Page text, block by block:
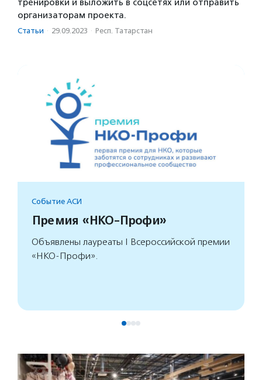
тренировки и выложить в соцсетях или отправить
организаторам проекта.
Статьи · 29.09.2023 · Респ. Татарстан
Событие АСИ
Премия «НКО-Профи»
Объявлены лауреаты I Всероссийской премии
«НКО-Профи».